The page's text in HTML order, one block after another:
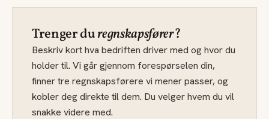
Trenger duregnskapsfører?
Beskriv kort hva bedriften driver med og hvor du
holder til. Vi går gjennom forespørselen din,
finner tre regnskapsførere vi mener passer, og
kobler deg direkte til dem. Du velger hvem du vil
snakke videre med.